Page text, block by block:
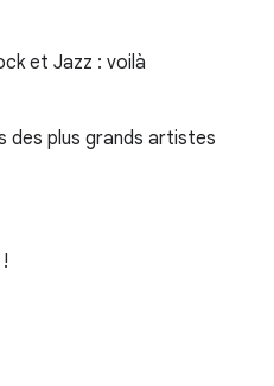
et Jazz : voilà
des plus grands artistes